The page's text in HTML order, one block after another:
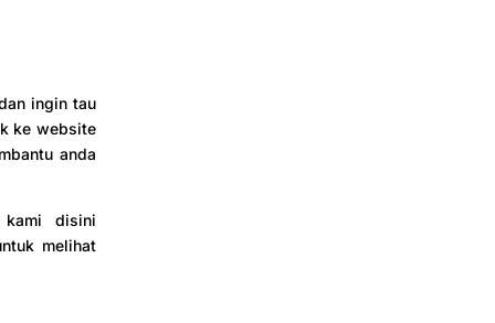
ingin tau
ke website
anda
kami disini
melihat